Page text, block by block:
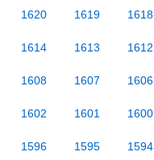
1620 1619 1618
1614 1613 1612
1608 1607 1606
1602 1601 1600
1596 1595 1594